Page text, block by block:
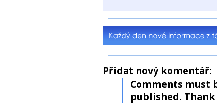
Přidat nový komentář:
Comments must
published. Thank